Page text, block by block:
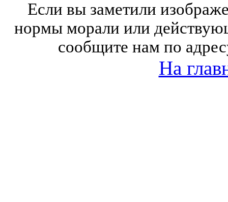
Если вы заметили
нормы морали или
сообщите нам по
На